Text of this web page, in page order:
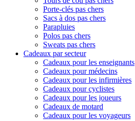
Porte-clés pas chers
Sacs à dos pas chers
Parapluies
Polos pas chers
Sweats pas chers
Cadeaux par secteur
Cadeaux pour les enseignants
Cadeaux pour médecins
Cadeaux pour les infirmières
Cadeaux pour cyclistes
Cadeaux pour les joueurs
Cadeaux de motard
Cadeaux pour les voyageurs